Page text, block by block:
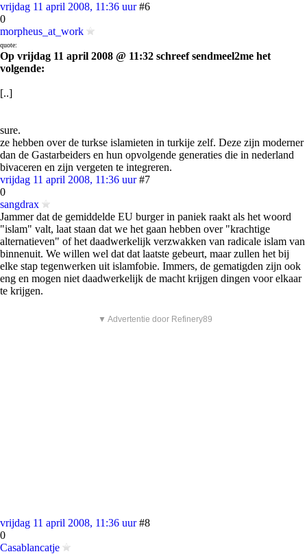
vrijdag 11 april 2008, 11:36 uur #6
0
morpheus_at_work
quote:
Op vrijdag 11 april 2008 @ 11:32 schreef sendmeel2me het
volgende:
[..]
sure.
ze hebben over de turkse islamieten in turkije zelf. Deze zijn moderner
dan de Gastarbeiders en hun opvolgende generaties die in nederland
bivaceren en zijn vergeten te integreren.
vrijdag 11 april 2008, 11:36 uur #7
0
sangdrax
Jammer dat de gemiddelde EU burger in paniek raakt als het woord
"islam" valt, laat staan dat we het gaan hebben over "krachtige
alternatieven" of het daadwerkelijk verzwakken van radicale islam van
binnenuit. We willen wel dat dat laatste gebeurt, maar zullen het bij
elke stap tegenwerken uit islamfobie. Immers, de gematigden zijn ook
eng en mogen niet daadwerkelijk de macht krijgen dingen voor elkaar
te krijgen.
▼ Advertentie door Refinery89
vrijdag 11 april 2008, 11:36 uur #8
0
Casablancatje